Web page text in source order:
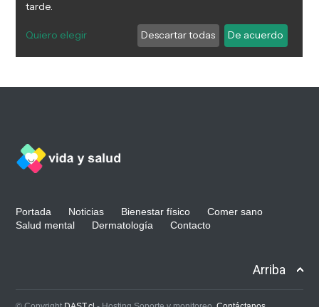
Portada Noticias Bienestar físico
Comer sano
Salud mental
Dermatología Contacto
Arriba